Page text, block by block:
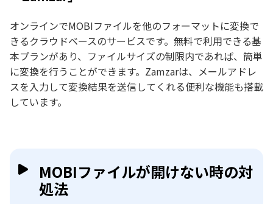
オンラインでMOBIファイルを他のフォーマットに変換で
きるクラウドベースのサービスです。無料で利用できる基
本プランがあり、ファイルサイズの制限内であれば、簡単
に変換を行うことができます。Zamzarは、メールアドレ
スを入力して変換結果を送信してくれる便利な機能も搭載
しています。
MOBIファイルが開けない時の対
処法